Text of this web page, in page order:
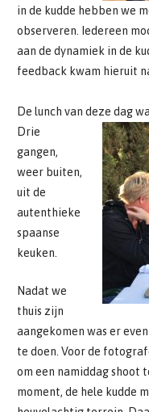
in de kudde hebben we
observeren. Iedereen
aan de dynamiek in de
feedback kwam hieruit
De lunch van deze dag
Drie
gangen,
weer buiten,
uit de
autenthieke
spaanse
keuken.
Nadat we
thuis zijn
aangekomen was er
te doen. Voor de
om een namiddag shoot
moment, de hele kudde